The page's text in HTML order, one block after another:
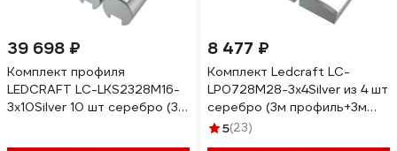
39 698 ₽
Комплект профиля
LEDCRAFT LC-LKS2328M16-
3x10Silver 10 шт серебро (3м
8 477 ₽
Комплект Ledcraft LC-
LP0728M28-3x4Silver из 4 шт
серебро (3м профиль+3м
рассеиватель+2 заглушки)
5(23)